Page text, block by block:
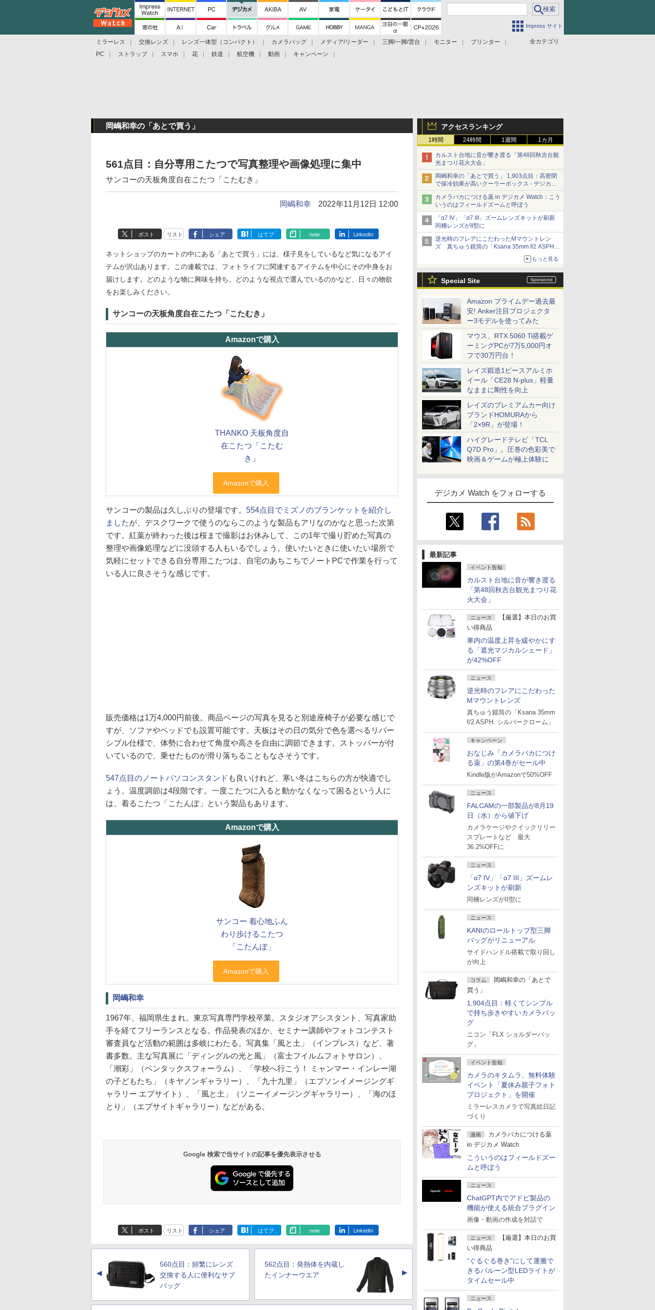
Impress サイト
全カテゴリ
ミラーレス 交換レンズ レンズ一体型（コンパクト） カメラバッグ メディア/リーダー 三脚/一脚/雲台 モニター
プリンター
PC
ストラップ スマホ 花 鉄道 航空機 動画 キャンペーン
アクセスランキング
1時間 24時間 1週間 1カ月
カルスト台地に音が響き渡る「第48回秋吉台観
光まつり花火大会」
岡嶋和幸の「あとで買う」 1,903点目：高密閉
で保冷効果が高いクーラーボックス - デジカメ
Watch
カメラバカにつける薬 in デジカメ Watch：こう
いうのはフィールドズームと呼ぼう
「α7 IV」「α7 III」ズームレンズキットが刷新
同梱レンズがII型に
逆光時のフレアにこだわったMマウントレン
ズ 真ちゅう鏡筒の「Ksana 35mm f/2 ASPH.
もっと見る
Special Site
Amazon プライムデー過去最
安! Anker注目プロジェクタ
ー3モデルを使ってみた
マウス、RTX 5060 Ti搭載ゲ
ーミングPCが7万5,000円オ
フで30万円台！
レイズ鍛造1ピースアルミホ
イール「CE28 N-plus」軽量
なままに剛性を向上
レイズのプレミアムカー向け
ブランドHOMURAから
「2×9R」が登場！
ハイグレードテレビ「TCL
Q7D Pro」。圧巻の色彩美で
映画＆ゲームが極上体験に
デジカメ Watch をフォローする
最新記事
イベント告知
カルスト台地に音が響き渡る
「第48回秋吉台観光まつり花
火大会」
ニュース
【厳選】本日のお買
い得商品
車内の温度上昇を緩やかにす
る「遮光マジカルシェード」
が42%OFF
ニュース
逆光時のフレアにこだわった
Mマウントレンズ
真ちゅう鏡筒の「Ksana 35mm
f/2 ASPH. シルバークローム」
キャンペーン
おなじみ「カメラバカにつけ
る薬」の第4巻がセール中
Kindle版がAmazonで50%OFF
ニュース
FALCAMの一部製品が8月19
日（水）から値下げ
カメラケージやクイックリリー
スプレートなど 最大
36.2%OFFに
ニュース
「α7 IV」「α7 III」ズームレ
ンズキットが刷新
同梱レンズがII型に
ニュース
KANIのロールトップ型三脚
バッグがリニューアル
サイドハンドル搭載で取り回し
が向上
コラム
岡嶋和幸の「あとで
買う」
1,904点目：軽くてシンプル
で持ち歩きやすいカメラバッ
グ
ニコン「FLX ショルダーバッ
グ」
イベント告知
カメラのキタムラ、無料体験
イベント「夏休み親子フォト
プロジェクト」を開催
ミラーレスカメラで写真絵日記
づくり
漫画
カメラバカにつける薬
in デジカメ Watch
こういうのはフィールドズー
ムと呼ぼう
ニュース
ChatGPT内でアドビ製品の
機能が使える統合プラグイン
画像・動画の作成を対話で
ニュース
【厳選】本日のお買
い得商品
“ぐるぐる巻き”にして運搬で
きるバルーン型LEDライトが
タイムセール中
ニュース
岡嶋和幸の「あとで買う」
561点目：自分専用こたつで写真整理や画像処理に集中
サンコーの天板角度自在こたつ「こたむき」
岡嶋和幸 2022年11月12日 12:00
ポスト リスト シェア はてブ note LinkedIn
ネットショップのカートの中にある「あとで買う」には、様子見をしているなど気になるアイ
テムが沢山あります。この連載では、フォトライフに関連するアイテムを中心にその中身をお
届けします。どのような物に興味を持ち、どのような視点で選んでいるのかなど、日々の物欲
をお楽しみください。
サンコーの天板角度自在こたつ「こたむき」
Amazonで購入
THANKO 天板角度自
在こたつ「こたむ
き」
サンコーの製品は久しぶりの登場です。 554点目でミズノのブランケットを紹介し
ましたが、デスクワークで使うのならこのような製品もアリなのかなと思った次第
です。紅葉が終わった後は桜まで撮影はお休みして、この1年で撮り貯めた写真の
整理や画像処理などに没頭する人もいるでしょう。使いたいときに使いたい場所で
気軽にセットできる自分専用こたつは、自宅のあちこちでノートPCで作業を行って
いる人に良さそうな感じです。
販売価格は1万4,000円前後。商品ページの写真を見ると別途座椅子が必要な感じで
すが、ソファやベッドでも設置可能です。天板はその日の気分で色を選べるリバー
シブル仕様で、体勢に合わせて角度や高さを自由に調節できます。ストッパーが付
いているので、乗せたものが滑り落ちることもなさそうです。
547点目のノートパソコンスタンド も良いけれど、寒い冬はこちらの方が快適でし
ょう。温度調節は4段階です。一度こたつに入ると動かなくなって困るという人に
は、着るこたつ「こたんぽ」という製品もあります。
Amazonで購入
サンコー 着心地ふん
わり歩けるこたつ
「こたんぽ」
岡嶋和幸
1967年、福岡県生まれ。東京写真専門学校卒業。スタジオアシスタント、写真家助
手を経てフリーランスとなる。作品発表のほか、セミナー講師やフォトコンテスト
審査員など活動の範囲は多岐にわたる。写真集「風と土」（インプレス）など、著
書多数。主な写真展に「ディングルの光と風」（富士フイルムフォトサロン）、
「潮彩」（ペンタックスフォーラム）、「学校へ行こう！ ミャンマー・インレー湖
の子どもたち」（キヤノンギャラリー）、「九十九里」（エプソンイメージングギ
ャラリー エプサイト）、「風と土」（ソニーイメージングギャラリー）、「海のほ
とり」（エプサイトギャラリー）などがある。
Google 検索で当サイトの記事を優先表示させる
ポスト リスト シェア はてブ note LinkedIn
▲
560点目：頻繁にレンズ
交換する人に便利なサブ
バッグ
562点目：発熱体を内蔵し
たインナーウエア
▲